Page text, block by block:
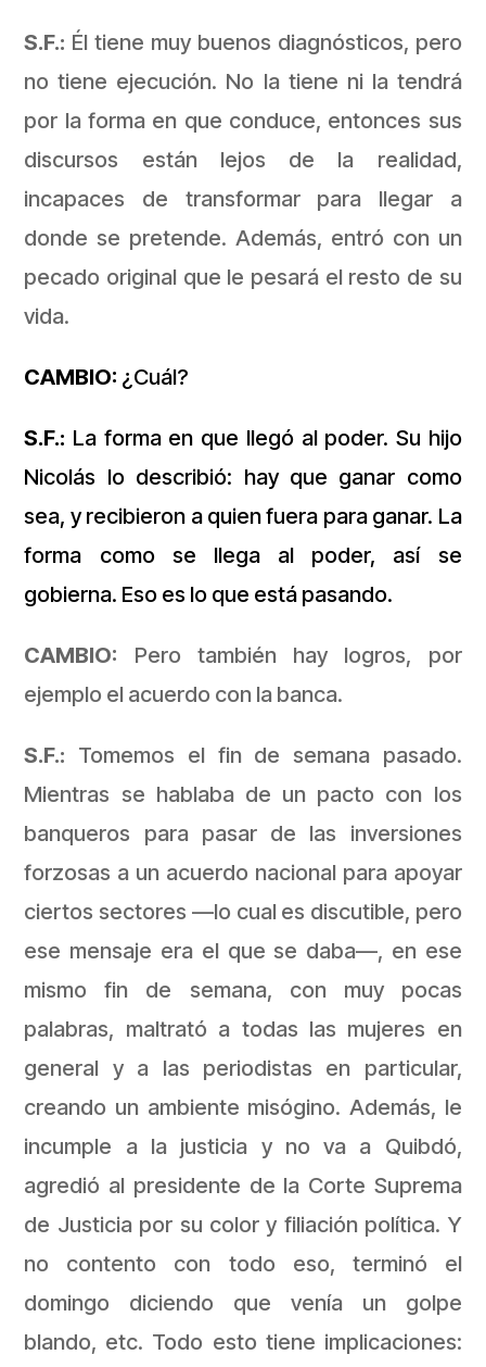
S.F.: Él tiene muy buenos diagnósticos, pero
no tiene ejecución. No la tiene ni la tendrá
por la forma en que conduce, entonces sus
discursos están lejos de la realidad,
incapaces de transformar para llegar a
donde se pretende. Además, entró con un
pecado original que le pesará el resto de su
vida.
CAMBIO: ¿Cuál?
S.F.: La forma en que llegó al poder. Su hijo
Nicolás lo describió: hay que ganar como
sea, y recibieron a quien fuera para ganar. La
forma como se llega al poder, así se
gobierna. Eso es lo que está pasando.
CAMBIO: Pero también hay logros, por
ejemplo el acuerdo con la banca.
S.F.: Tomemos el fin de semana pasado.
Mientras se hablaba de un pacto con los
banqueros para pasar de las inversiones
forzosas a un acuerdo nacional para apoyar
ciertos sectores —lo cual es discutible, pero
ese mensaje era el que se daba—, en ese
mismo fin de semana, con muy pocas
palabras, maltrató a todas las mujeres en
general y a las periodistas en particular,
creando un ambiente misógino. Además, le
incumple a la justicia y no va a Quibdó,
agredió al presidente de la Corte Suprema
de Justicia por su color y filiación política. Y
no contento con todo eso, terminó el
domingo diciendo que venía un golpe
blando, etc. Todo esto tiene implicaciones: